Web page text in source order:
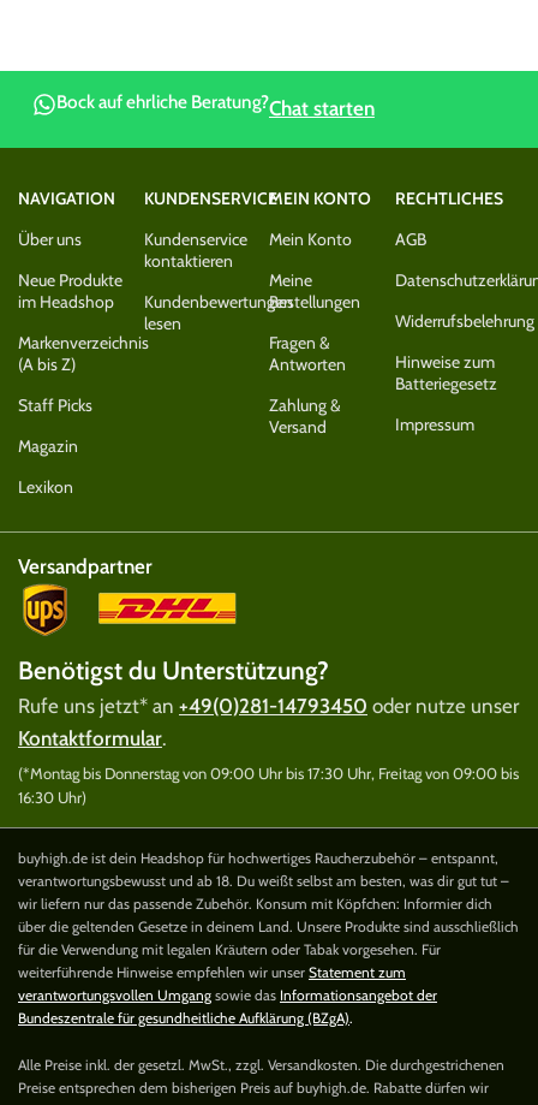
Bock auf ehrliche Beratung?Chat starten
NAVIGATION
Über uns
Neue Produkte
im Headshop
Markenverzeichnis
(A bis Z)
Staff Picks
Magazin
Lexikon
KUNDENSERVICE
Kundenservice
kontaktieren
Kundenbewertungen
lesen
MEIN KONTO
Mein Konto
Meine
Bestellungen
Fragen &
Antworten
Zahlung &
Versand
RECHTLICHES
AGB
Widerrufsbelehrung
Hinweise zum
Batteriegesetz
Impressum
Versandpartner
Benötigst du Unterstützung?
Rufe uns jetzt* an +49(0)281-14793450 oder nutze unser
Kontaktformular.
(*Montag bis Donnerstag von 09:00 Uhr bis 17:30 Uhr, Freitag von 09:00 bis
16:30 Uhr)
buyhigh.de ist dein Headshop für hochwertiges Raucherzubehör – entspannt,
verantwortungsbewusst und ab 18. Du weißt selbst am besten, was dir gut tut –
wir liefern nur das passende Zubehör. Konsum mit Köpfchen: Informier dich
über die geltenden Gesetze in deinem Land. Unsere Produkte sind ausschließlich
für die Verwendung mit legalen Kräutern oder Tabak vorgesehen. Für
weiterführende Hinweise empfehlen wir unser Statement zum
verantwortungsvollen Umgang sowie das Informationsangebot der
Bundeszentrale für gesundheitliche Aufklärung (BZgA).
Alle Preise inkl. der gesetzl. MwSt., zzgl. Versandkosten. Die durchgestrichenen
Preise entsprechen dem bisherigen Preis auf buyhigh.de. Rabatte dürfen wir